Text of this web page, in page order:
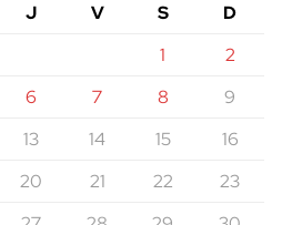
J V S
D
1
2
6 7 8
9
13 14 15
16
20 21 22
23